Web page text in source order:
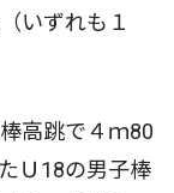
いずれも１
高跳で４ｍ80
Ｕ18の男子棒